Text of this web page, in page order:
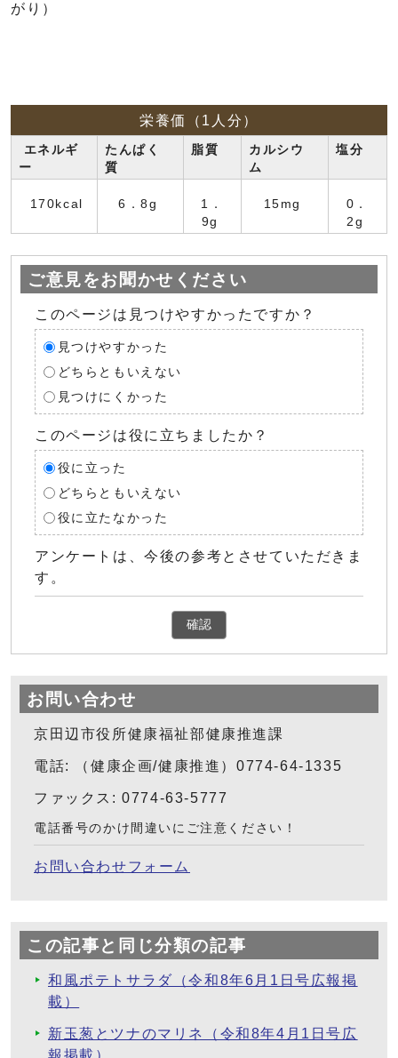
がり）
栄養価（1人分）
エネルギ
ー
たんぱく
質
脂質
カルシウ
ム
塩分
170kcal 6．8g
1．
9g
15mg
0．
2g
ご意見をお聞かせください
このページは見つけやすかったですか？
見つけやすかった
どちらともいえない
見つけにくかった
このページは役に立ちましたか？
役に立った
どちらともいえない
役に立たなかった
アンケートは、今後の参考とさせていただきま
す。
確認
お問い合わせ
京田辺市役所健康福祉部健康推進課
電話: （健康企画/健康推進）0774-64-1335
ファックス: 0774-63-5777
電話番号のかけ間違いにご注意ください！
お問い合わせフォーム
この記事と同じ分類の記事
和風ポテトサラダ（令和8年6月1日号広報掲
載）
新玉葱とツナのマリネ（令和8年4月1日号広
報掲載）